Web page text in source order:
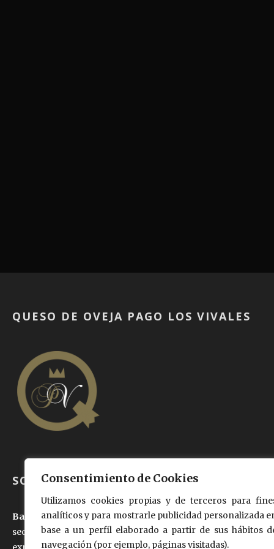
Consentimiento de Cookies
Utilizamos cookies propias y de terceros para
analíticos y para mostrarle publicidad personalizada
base a un perfil elaborado a partir de sus hábitos
navegación (por ejemplo, páginas visitadas).
QUESO DE OVEJA PAGO LOS VIVALES
SOBRE NOSOTROS
Baltasar Moralejo e hijos, S.L., anteriormente dedicada al
sector cárnico desde hace 50 años, ha querido trasladar su